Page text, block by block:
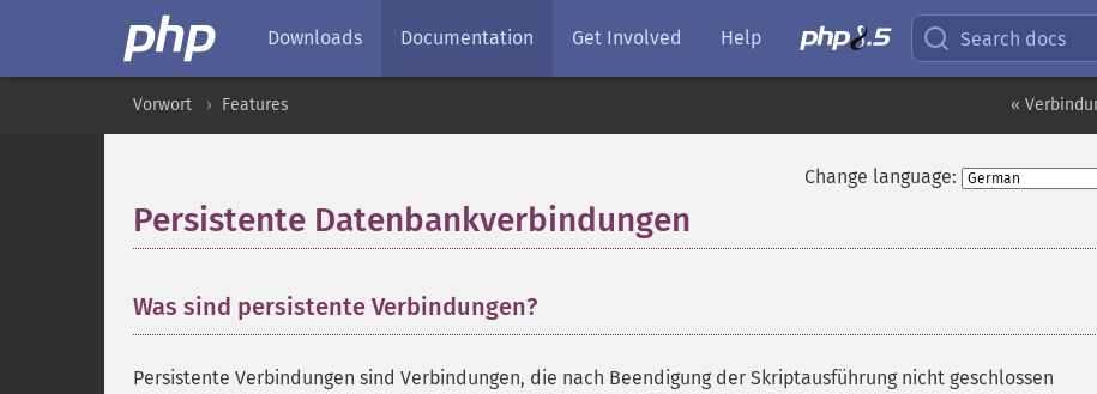
Downloads Documentation Get Involved Help Search docs
«
Vorwort Features
Change language:
Persistente Datenbankverbindungen
Was sind persistente Verbindungen?
Persistente Verbindungen sind Verbindungen, die nach Beendigung der Skriptausführung nicht geschlossen